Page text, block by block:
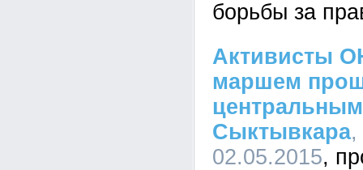
борьбы за
Активисты
маршем
Сыктывкара,
02.05.2015